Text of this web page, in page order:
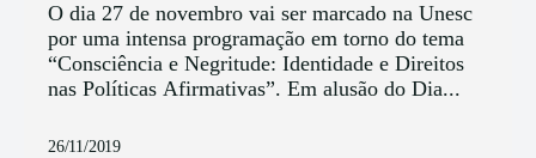
O dia 27 de novembro vai ser marcado na Unesc
por uma intensa programação em torno do tema
“Consciência e Negritude: Identidade e Direitos
nas Políticas Afirmativas”. Em alusão do Dia...
26/11/2019